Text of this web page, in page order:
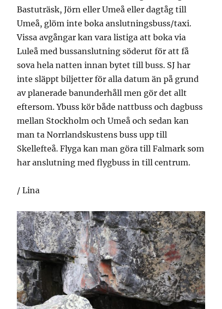
Bastuträsk, Jörn eller Umeå eller dagtåg till
Umeå, glöm inte boka anslutningsbuss/taxi.
Vissa avgångar kan vara listiga att boka via
Luleå med bussanslutning söderut för att få
sova hela natten innan bytet till buss. SJ har
inte släppt biljetter för alla datum än på grund
av planerade banunderhåll men gör det allt
eftersom. Ybuss kör både nattbuss och dagbuss
mellan Stockholm och Umeå och sedan kan
man ta Norrlandskustens buss upp till
Skellefteå. Flyga kan man göra till Falmark som
har anslutning med flygbuss in till centrum.
/ Lina